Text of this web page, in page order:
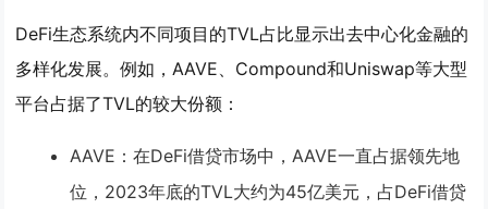
DeFi生态系统内不同项目的TVL占比显示出去中心化金融的
多样化发展。例如，AAVE、Compound和Uniswap等大型
平台占据了TVL的较大份额：
AAVE ：在DeFi借贷市场中，AAVE一直占据领先地
位，2023年底的TVL大约为45亿美元，占DeFi借贷